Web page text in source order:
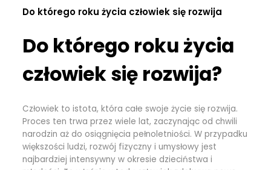
Do którego roku życia człowiek się rozwija
Do którego roku życia
człowiek się rozwija?
Człowiek to istota, która całe swoje życie się rozwija.
Proces ten trwa przez wiele lat, zaczynając od chwili
narodzin aż do osiągnięcia pełnoletniości. W przypadku
większości ludzi, rozwój fizyczny i umysłowy jest
najbardziej intensywny w okresie dzieciństwa i